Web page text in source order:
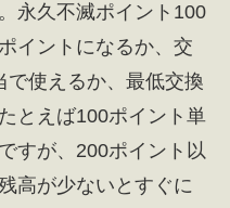
永久不滅ポイント100
イントになるか、交
使えるか、最低交換
とえば100ポイント単
すが、200ポイント以
高が少ないとすぐに